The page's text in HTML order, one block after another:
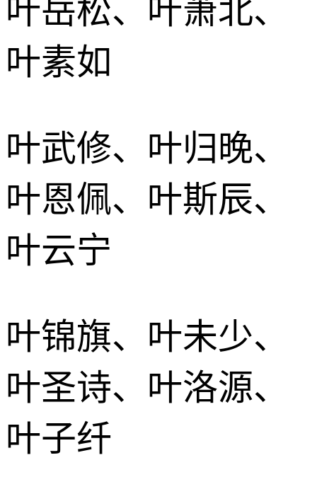
叶岳松、叶萧北、
叶素如
叶武修、叶归晚、
叶恩佩、叶斯辰、
叶云宁
叶锦旗、叶未少、
叶圣诗、叶洛源、
叶子纤